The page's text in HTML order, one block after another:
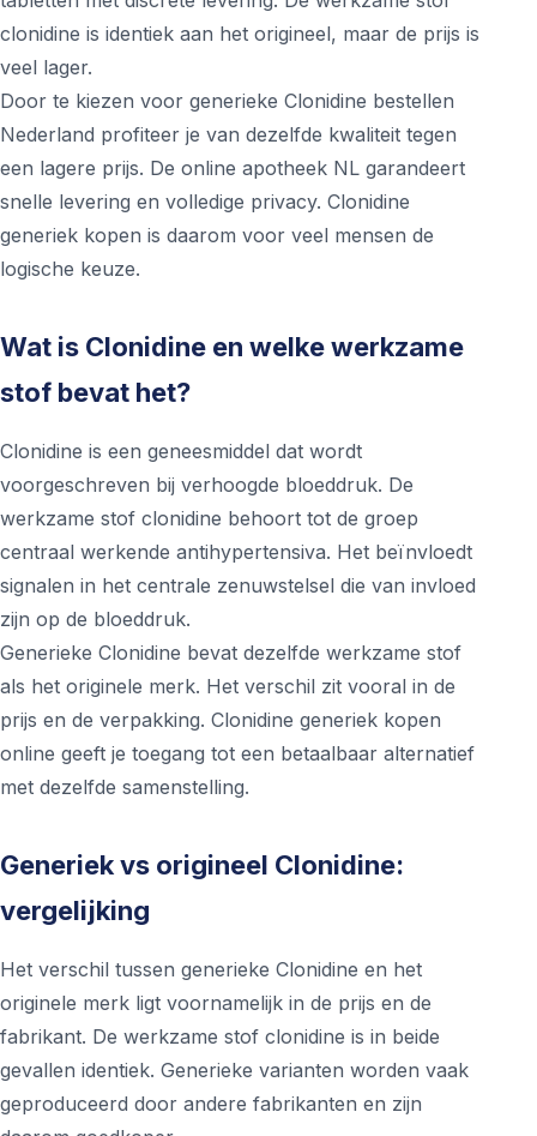
clonidine is identiek aan het origineel, maar de prijs is
veel lager.
Door te kiezen voor generieke Clonidine bestellen
Nederland profiteer je van dezelfde kwaliteit tegen
een lagere prijs. De online apotheek NL garandeert
snelle levering en volledige privacy. Clonidine
generiek kopen is daarom voor veel mensen de
logische keuze.
Wat is Clonidine en welke werkzame
stof bevat het?
Clonidine is een geneesmiddel dat wordt
voorgeschreven bij verhoogde bloeddruk. De
werkzame stof clonidine behoort tot de groep
centraal werkende antihypertensiva. Het beïnvloedt
signalen in het centrale zenuwstelsel die van invloed
zijn op de bloeddruk.
Generieke Clonidine bevat dezelfde werkzame stof
als het originele merk. Het verschil zit vooral in de
prijs en de verpakking. Clonidine generiek kopen
online geeft je toegang tot een betaalbaar alternatief
met dezelfde samenstelling.
Generiek vs origineel Clonidine:
vergelijking
Het verschil tussen generieke Clonidine en het
originele merk ligt voornamelijk in de prijs en de
fabrikant. De werkzame stof clonidine is in beide
gevallen identiek. Generieke varianten worden vaak
geproduceerd door andere fabrikanten en zijn